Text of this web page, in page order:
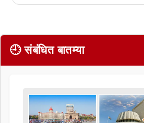
🕘 संबंधित बातम्या